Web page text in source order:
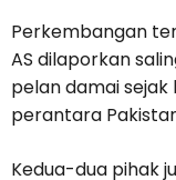
Perkembangan
AS dilaporkan
pelan damai
perantara
Kedua-dua pihak